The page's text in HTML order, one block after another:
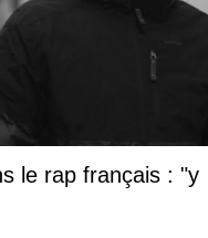
le rap français : "y